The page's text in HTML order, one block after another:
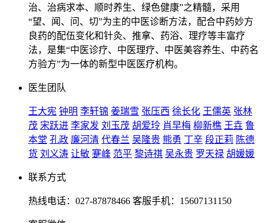
治、治病求本、顺时养生、绿色健康”之精髓，采用
“望、闻、问、切”为主的中医诊断方法，配合中药妙方
良药的配伍变化和针灸、推拿、药浴、理疗等丰富疗
法，是集“中医诊疗、中医理疗、中医美容养生、中药名
方验方”为一体的新型中医医疗机构。
医生团队
王大宪 钟明 李轩锦 姜瑞雪 张压西 徐长化 王儒英 张林
茂 宋跃进 李家发 刘玉茂 胡爱玲 肖早梅 柳新樵 王垚 鲁
本堂 孔政 廉河清 代春兰 吴隆贵 熊勇 丁辛 段正莉 陈德
货 刘义涛 让敏 蹇峰 范平 黎诗祺 吴永贵 罗天禄 胡媛媛
联系方式
热线电话：027-87878466 客服手机：15607131150